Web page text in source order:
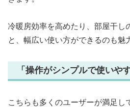
冷暖房効率を高めたり、部屋干し
と、幅広い使い方ができるのも魅
「操作がシンプルで使いやす
こちらも多くのユーザーが満足し